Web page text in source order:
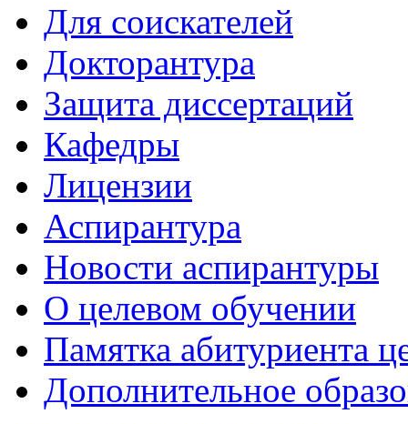
Для соискателей
Докторантура
Защита диссертаций
Кафедры
Лицензии
Аспирантура
Новости аспирантуры
О целевом обучении
Памятка абитуриента
Дополнительное